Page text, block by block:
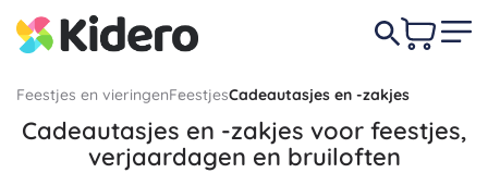
Feestjes en vieringenFeestjesCadeautasjes en -zakjes
Cadeautasjes en -zakjes voor feestjes,
verjaardagen en bruiloften